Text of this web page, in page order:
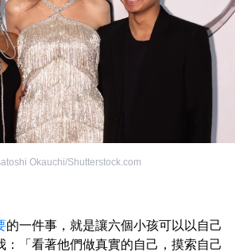
Okauchi/Shutterstock.com
的一件事，就是讓六個小孩可以以自己
：「看著他們做真實的自己，摸索自己